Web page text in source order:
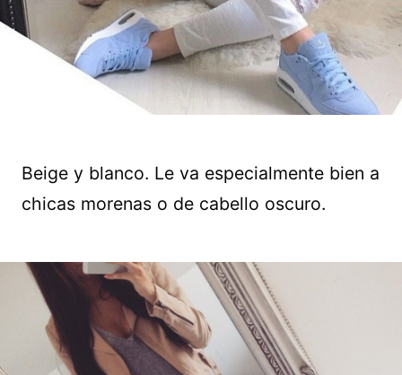
Beige y blanco. Le va especialmente bien a
chicas morenas o de cabello oscuro.